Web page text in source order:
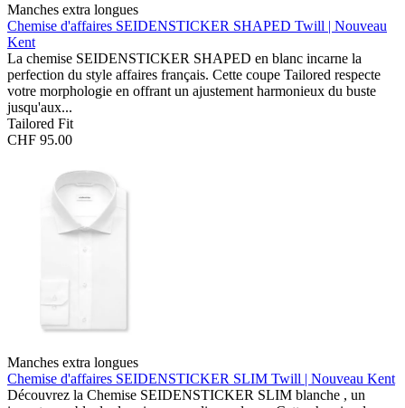
Manches extra longues
Chemise d'affaires SEIDENSTICKER SHAPED Twill | Nouveau
Kent
La chemise SEIDENSTICKER SHAPED en blanc incarne la
perfection du style affaires français. Cette coupe Tailored respecte
votre morphologie en offrant un ajustement harmonieux du buste
jusqu'aux...
Tailored Fit
CHF 95.00
Manches extra longues
Chemise d'affaires SEIDENSTICKER SLIM Twill | Nouveau Kent
Découvrez la Chemise SEIDENSTICKER SLIM blanche , un